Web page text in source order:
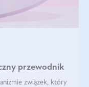
przewodnik
związek, który